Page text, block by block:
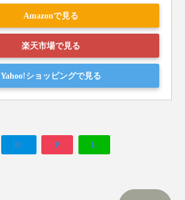
Amazonで見る
楽天市場で見る
Yahoo!ショッピングで見る
B! P L